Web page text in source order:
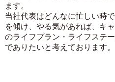
ます。
当社代表はどんなに忙しい時
を傾け、やる気があれば、キ
のライフプラン・ライフステ
でありたいと考えております。